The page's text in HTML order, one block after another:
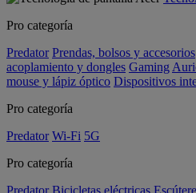
Pro categoría
Predator Prendas, bolsos y accesorios
acoplamiento y dongles Gaming
mouse y lápiz óptico Dispositivos
Pro categoría
Predator Wi-Fi 5G
Pro categoría
Predator Bicicletas eléctricas